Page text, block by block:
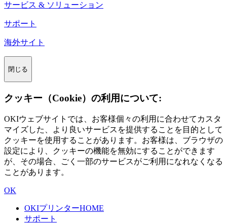
サービス & ソリューション
サポート
海外サイト
閉じる
クッキー（Cookie）の利用について:
OKIウェブサイトでは、お客様個々の利用に合わせてカスタ
マイズした、より良いサービスを提供することを目的として
クッキーを使用することがあります。お客様は、ブラウザの
設定により、クッキーの機能を無効にすることができます
が、その場合、ごく一部のサービスがご利用になれなくなる
ことがあります。
OK
OKIプリンターHOME
サポート